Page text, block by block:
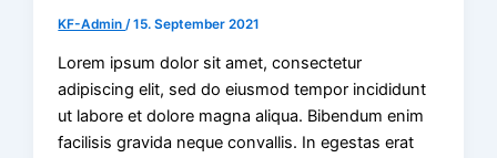
KF-Admin /15. September 2021
Lorem ipsum dolor sit amet, consectetur
adipiscing elit, sed do eiusmod tempor incididunt
ut labore et dolore magna aliqua. Bibendum enim
facilisis gravida neque convallis. In egestas erat